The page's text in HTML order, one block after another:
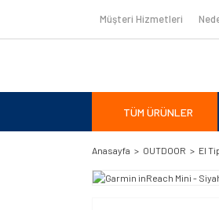
Müşteri Hizmetleri
TÜM ÜRÜNLER
Anasayfa OUTDOOR El